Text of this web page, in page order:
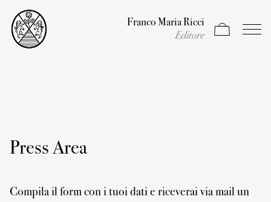
Franco Maria Ricci
Editore Apri carrello
Apri il
Press Area
Compila il form con i tuoi dati e riceverai via mail un